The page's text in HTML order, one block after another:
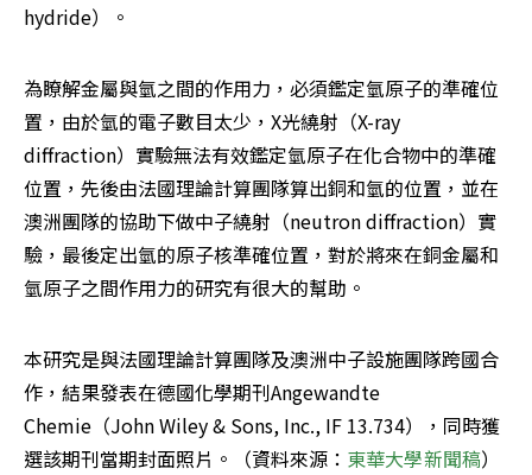
hydride）。
為瞭解金屬與氫之間的作用力，必須鑑定氫原子的準確位
置，由於氫的電子數目太少，X光繞射（X-ray
diffraction）實驗無法有效鑑定氫原子在化合物中的準確
位置，先後由法國理論計算團隊算出銅和氫的位置，並在
澳洲團隊的協助下做中子繞射（neutron diffraction）實
驗，最後定出氫的原子核準確位置，對於將來在銅金屬和
氫原子之間作用力的研究有很大的幫助。
本研究是與法國理論計算團隊及澳洲中子設施團隊跨國合
作，結果發表在德國化學期刊Angewandte
Chemie（John Wiley & Sons, Inc., IF 13.734），同時獲
選該期刊當期封面照片。（資料來源： 東華大學新聞稿）